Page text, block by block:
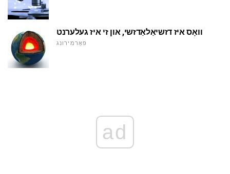
וואָס איז דזשיאַלאַדזשי, און זי איז געלערנט
פאָרמירונג
ad